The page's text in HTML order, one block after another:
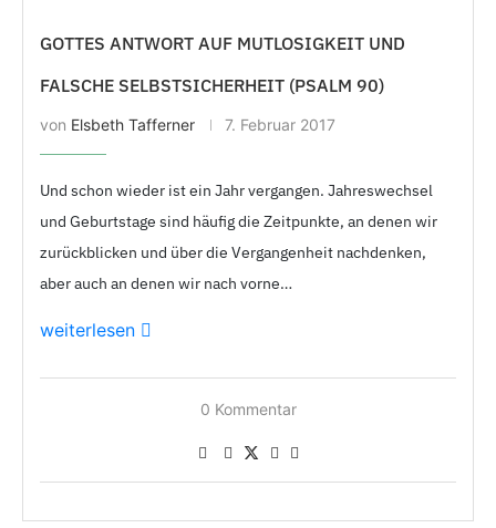
GOTTES ANTWORT AUF MUTLOSIGKEIT UND
FALSCHE SELBSTSICHERHEIT (PSALM 90)
von Elsbeth Tafferner 7. Februar 2017
Und schon wieder ist ein Jahr vergangen. Jahreswechsel
und Geburtstage sind häufig die Zeitpunkte, an denen wir
zurückblicken und über die Vergangenheit nachdenken,
aber auch an denen wir nach vorne…
weiterlesen
0 Kommentar